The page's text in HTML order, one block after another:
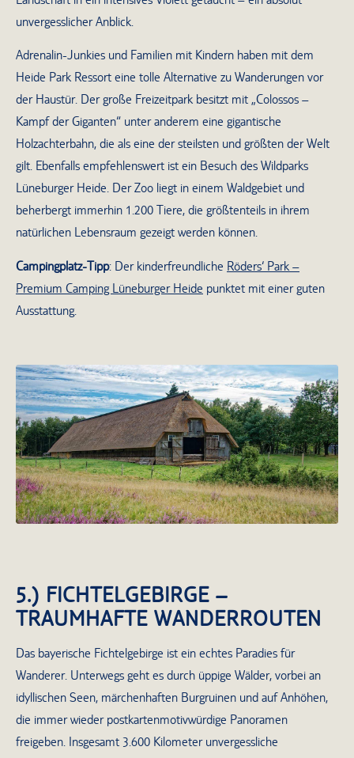
unvergesslicher Anblick.
Adrenalin-Junkies und Familien mit Kindern haben mit dem
Heide Park Ressort eine tolle Alternative zu Wanderungen vor
der Haustür. Der große Freizeitpark besitzt mit „Colossos –
Kampf der Giganten“ unter anderem eine gigantische
Holzachterbahn, die als eine der steilsten und größten der Welt
gilt. Ebenfalls empfehlenswert ist ein Besuch des Wildparks
Lüneburger Heide. Der Zoo liegt in einem Waldgebiet und
beherbergt immerhin 1.200 Tiere, die größtenteils in ihrem
natürlichen Lebensraum gezeigt werden können.
Campingplatz-Tipp: Der kinderfreundliche Röders‘ Park –
Premium Camping Lüneburger Heide punktet mit einer guten
Ausstattung.
Wunderschöne Naturidylle der
Heidelandschaft
5.) FICHTELGEBIRGE –
TRAUMHAFTE WANDERROUTEN
Das bayerische Fichtelgebirge ist ein echtes Paradies für
Wanderer. Unterwegs geht es durch üppige Wälder, vorbei an
idyllischen Seen, märchenhaften Burgruinen und auf Anhöhen,
die immer wieder postkartenmotivwürdige Panoramen
freigeben. Insgesamt 3.600 Kilometer unvergessliche